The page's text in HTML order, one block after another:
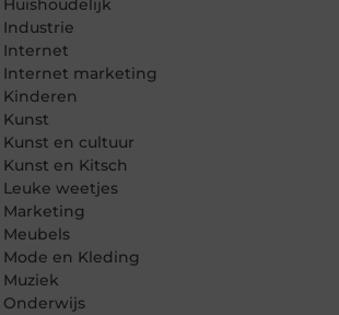
Huishoudelijk
Industrie
Internet
Internet marketing
Kinderen
Kunst
Kunst en cultuur
Kunst en Kitsch
Leuke weetjes
Marketing
Meubels
Mode en Kleding
Muziek
Onderwijs